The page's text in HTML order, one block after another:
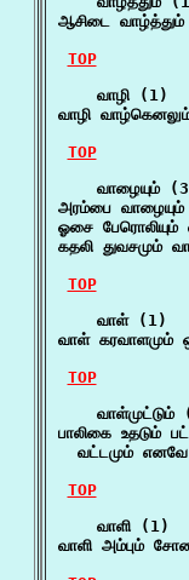
ஆசிடை
TOP
    வாழி (1)
வாழி
TOP
வாழையும்
அரம்பை
ஓசை
கதலி துவசமும்
TOP
    வாள் (1)
வாள் கரவாளமும்
TOP
வாள்முட்டும்
பாலிகை உதடும்
வட்டமும்
TOP
    வாளி (1)
வாளி அம்பும்